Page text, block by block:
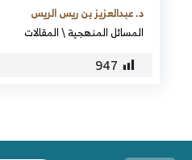
د. عبدالعزيز بن ريس الريس
المسائل المنهجية\المقالات
947